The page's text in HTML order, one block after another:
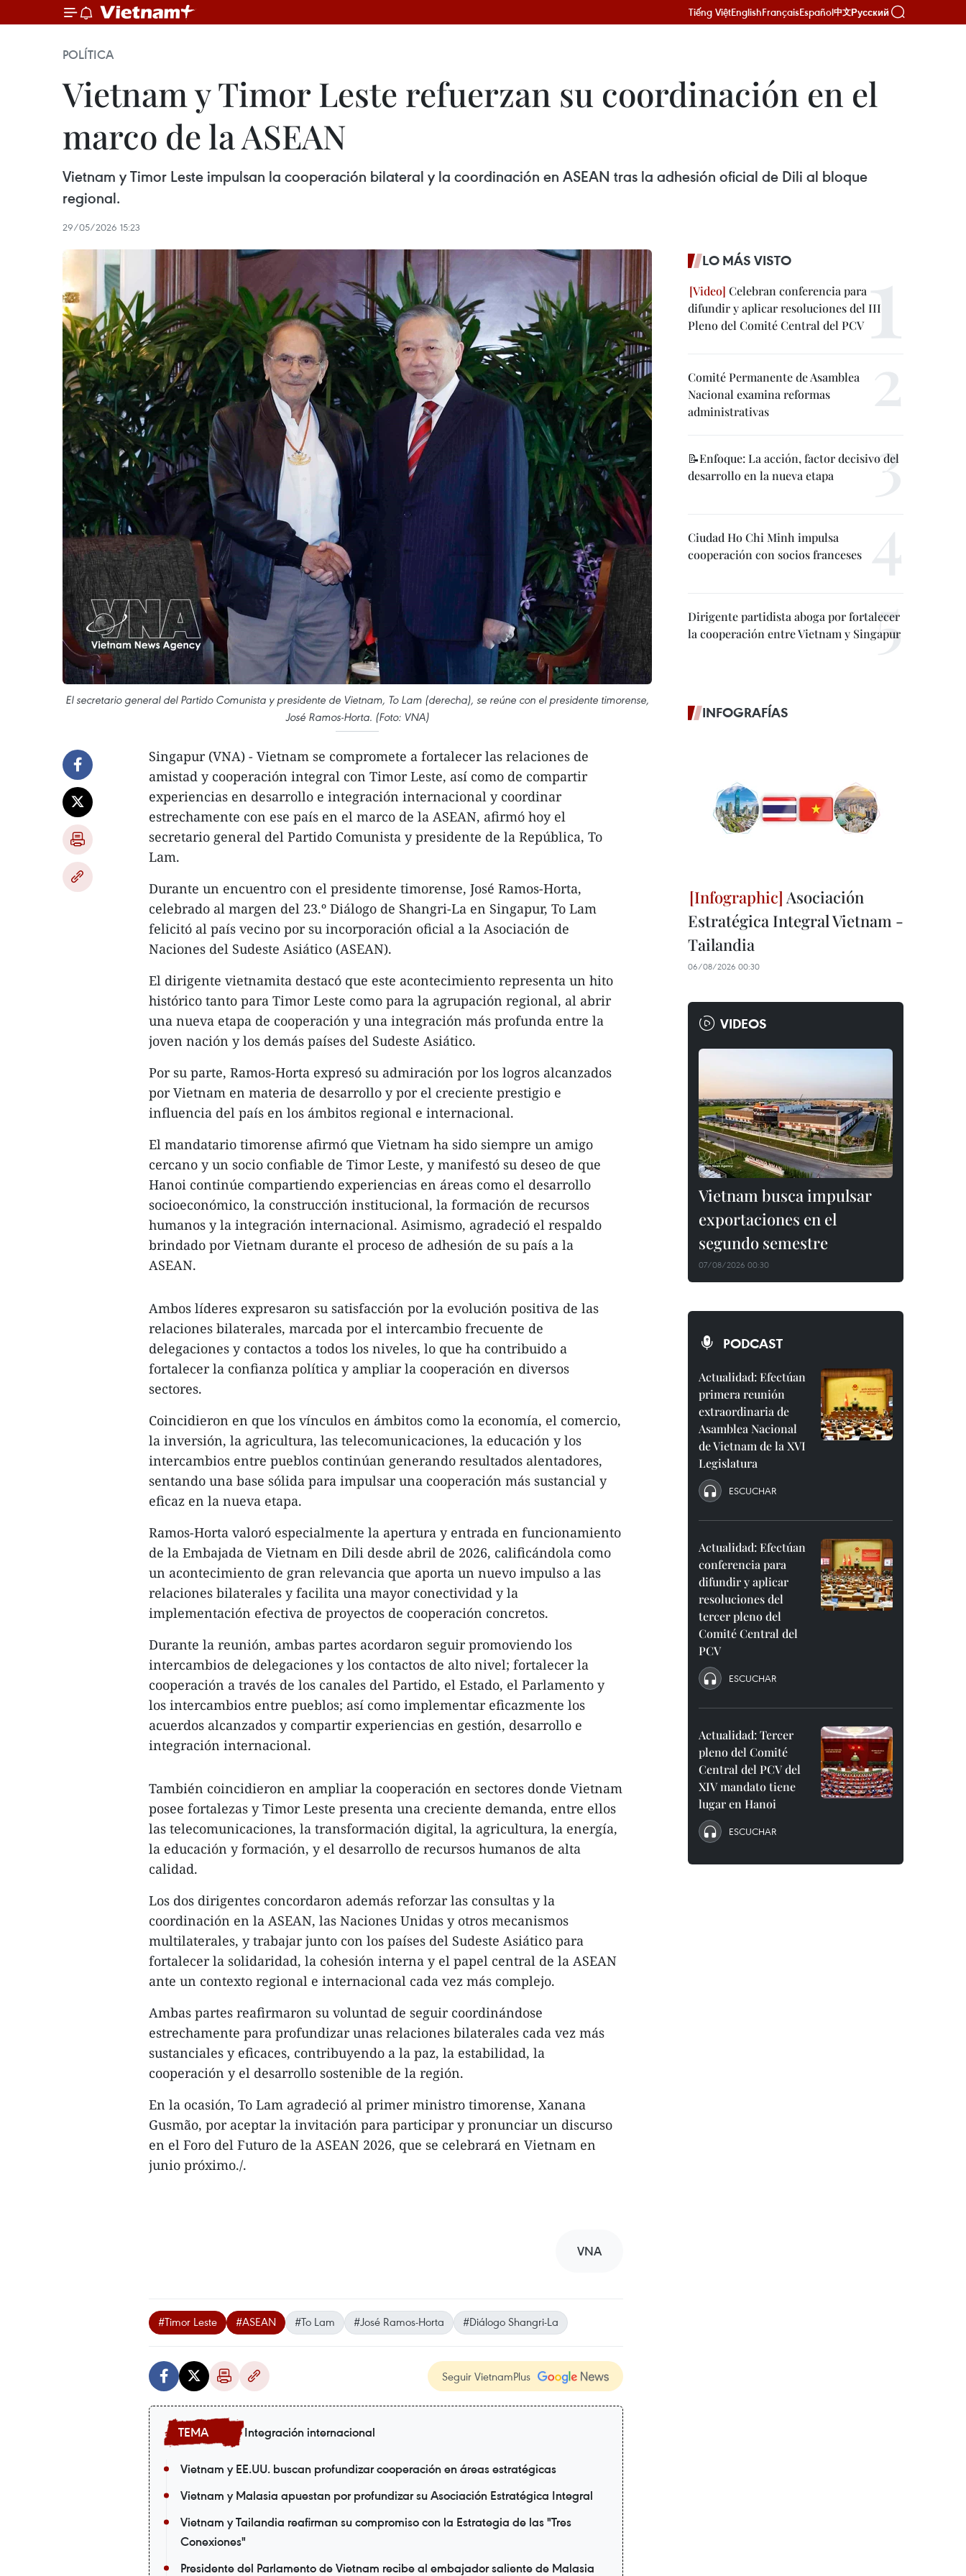
Tiếng ViệtEnglishFrançaisEspañol中文Русский
POLÍTICA
Vietnam y Timor Leste refuerzan su coordinación en el
marco de la ASEAN
Vietnam y Timor Leste impulsan la cooperación bilateral y la coordinación en ASEAN tras la adhesión oficial de Dili al bloque
regional.
29/05/2026 15:23
El secretario general del Partido Comunista y presidente de Vietnam, To Lam (derecha), se reúne con el presidente timorense,
José Ramos-Horta. (Foto: VNA)
Singapur (VNA) - Vietnam se compromete a fortalecer las relaciones de
amistad y cooperación integral con Timor Leste, así como de compartir
experiencias en desarrollo e integración internacional y coordinar
estrechamente con ese país en el marco de la ASEAN, afirmó hoy el
secretario general del Partido Comunista y presidente de la República, To
Lam.
Durante un encuentro con el presidente timorense, José Ramos-Horta,
celebrado al margen del 23.º Diálogo de Shangri-La en Singapur, To Lam
felicitó al país vecino por su incorporación oficial a la Asociación de
Naciones del Sudeste Asiático (ASEAN).
El dirigente vietnamita destacó que este acontecimiento representa un hito
histórico tanto para Timor Leste como para la agrupación regional, al abrir
una nueva etapa de cooperación y una integración más profunda entre la
joven nación y los demás países del Sudeste Asiático.
Por su parte, Ramos-Horta expresó su admiración por los logros alcanzados
por Vietnam en materia de desarrollo y por el creciente prestigio e
influencia del país en los ámbitos regional e internacional.
El mandatario timorense afirmó que Vietnam ha sido siempre un amigo
cercano y un socio confiable de Timor Leste, y manifestó su deseo de que
Hanoi continúe compartiendo experiencias en áreas como el desarrollo
socioeconómico, la construcción institucional, la formación de recursos
humanos y la integración internacional. Asimismo, agradeció el respaldo
brindado por Vietnam durante el proceso de adhesión de su país a la
ASEAN.
Ambos líderes expresaron su satisfacción por la evolución positiva de las
relaciones bilaterales, marcada por el intercambio frecuente de
delegaciones y contactos a todos los niveles, lo que ha contribuido a
fortalecer la confianza política y ampliar la cooperación en diversos
sectores.
Coincidieron en que los vínculos en ámbitos como la economía, el comercio,
la inversión, la agricultura, las telecomunicaciones, la educación y los
intercambios entre pueblos continúan generando resultados alentadores,
sentando una base sólida para impulsar una cooperación más sustancial y
eficaz en la nueva etapa.
Ramos-Horta valoró especialmente la apertura y entrada en funcionamiento
de la Embajada de Vietnam en Dili desde abril de 2026, calificándola como
un acontecimiento de gran relevancia que aporta un nuevo impulso a las
relaciones bilaterales y facilita una mayor conectividad y la
implementación efectiva de proyectos de cooperación concretos.
Durante la reunión, ambas partes acordaron seguir promoviendo los
intercambios de delegaciones y los contactos de alto nivel; fortalecer la
cooperación a través de los canales del Partido, el Estado, el Parlamento y
los intercambios entre pueblos; así como implementar eficazmente los
acuerdos alcanzados y compartir experiencias en gestión, desarrollo e
integración internacional.
También coincidieron en ampliar la cooperación en sectores donde Vietnam
posee fortalezas y Timor Leste presenta una creciente demanda, entre ellos
las telecomunicaciones, la transformación digital, la agricultura, la energía,
la educación y formación, y el desarrollo de recursos humanos de alta
calidad.
Los dos dirigentes concordaron además reforzar las consultas y la
coordinación en la ASEAN, las Naciones Unidas y otros mecanismos
multilaterales, y trabajar junto con los países del Sudeste Asiático para
fortalecer la solidaridad, la cohesión interna y el papel central de la ASEAN
ante un contexto regional e internacional cada vez más complejo.
Ambas partes reafirmaron su voluntad de seguir coordinándose
estrechamente para profundizar unas relaciones bilaterales cada vez más
sustanciales y eficaces, contribuyendo a la paz, la estabilidad, la
cooperación y el desarrollo sostenible de la región.
En la ocasión, To Lam agradeció al primer ministro timorense, Xanana
Gusmão, por aceptar la invitación para participar y pronunciar un discurso
en el Foro del Futuro de la ASEAN 2026, que se celebrará en Vietnam en
junio próximo./.
VNA
#Timor Leste #ASEAN #To Lam #José Ramos-Horta #Diálogo Shangri-La
Seguir VietnamPlus
Integración internacional
Vietnam y EE.UU. buscan profundizar cooperación en áreas estratégicas
Vietnam y Malasia apuestan por profundizar su Asociación Estratégica Integral
Vietnam y Tailandia reafirman su compromiso con la Estrategia de las "Tres
Conexiones"
Presidente del Parlamento de Vietnam recibe al embajador saliente de Malasia
LO MÁS VISTO
Celebran conferencia para
difundir y aplicar resoluciones del III
Pleno del Comité Central del PCV
Comité Permanente de Asamblea
Nacional examina reformas
administrativas
📝Enfoque: La acción, factor decisivo del
desarrollo en la nueva etapa
Ciudad Ho Chi Minh impulsa
cooperación con socios franceses
Dirigente partidista aboga por fortalecer
la cooperación entre Vietnam y Singapur
INFOGRAFÍAS
Asociación
Estratégica Integral Vietnam -
Tailandia
06/08/2026 00:30
VIDEOS
Vietnam busca impulsar
exportaciones en el
segundo semestre
07/08/2026 00:30
PODCAST
Actualidad: Efectúan
primera reunión
extraordinaria de
Asamblea Nacional
de Vietnam de la XVI
Legislatura
ESCUCHAR
Actualidad: Efectúan
conferencia para
difundir y aplicar
resoluciones del
tercer pleno del
Comité Central del
PCV
ESCUCHAR
Actualidad: Tercer
pleno del Comité
Central del PCV del
XIV mandato tiene
lugar en Hanoi
ESCUCHAR